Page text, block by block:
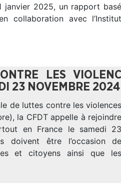
janvier 2025, un rapport basé
collaboration avec l’Institut
LES
23 NOVEMBRE 2024
de luttes contre les violences
la CFDT appelle à rejoindre
en France le samedi 23
doivent être l’occasion de
et citoyens ainsi que les